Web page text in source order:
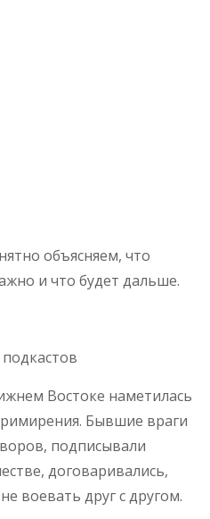
объясняем, что
и что будет дальше.
Востоке наметилась
Бывшие враги
подписывали
договаривались,
воевать друг с другом.